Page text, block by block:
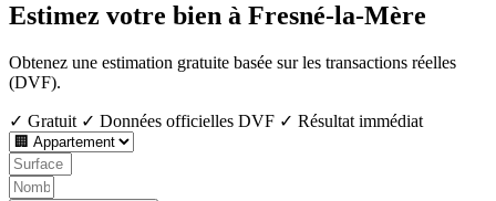
Estimez votre bien à Fresné-la-Mère
Obtenez une estimation gratuite basée sur les transactions réelles
(DVF).
✓ Gratuit ✓ Données officielles DVF ✓ Résultat immédiat